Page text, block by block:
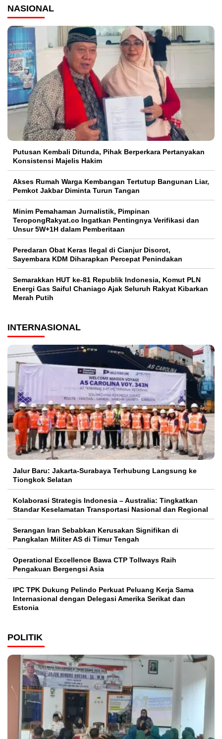
NASIONAL
Putusan Kembali Ditunda, Pihak Berperkara Pertanyakan
Konsistensi Majelis Hakim
Akses Rumah Warga Kembangan Tertutup Bangunan Liar,
Pemkot Jakbar Diminta Turun Tangan
Minim Pemahaman Jurnalistik, Pimpinan
TeropongRakyat.co Ingatkan Pentingnya Verifikasi dan
Unsur 5W+1H dalam Pemberitaan
Peredaran Obat Keras Ilegal di Cianjur Disorot,
Sayembara KDM Diharapkan Percepat Penindakan
Semarakkan HUT ke-81 Republik Indonesia, Komut PLN
Energi Gas Saiful Chaniago Ajak Seluruh Rakyat Kibarkan
Merah Putih
INTERNASIONAL
Jalur Baru: Jakarta-Surabaya Terhubung Langsung ke
Tiongkok Selatan
Kolaborasi Strategis Indonesia – Australia: Tingkatkan
Standar Keselamatan Transportasi Nasional dan Regional
Serangan Iran Sebabkan Kerusakan Signifikan di
Pangkalan Militer AS di Timur Tengah
Operational Excellence Bawa CTP Tollways Raih
Pengakuan Bergengsi Asia
IPC TPK Dukung Pelindo Perkuat Peluang Kerja Sama
Internasional dengan Delegasi Amerika Serikat dan
Estonia
POLITIK